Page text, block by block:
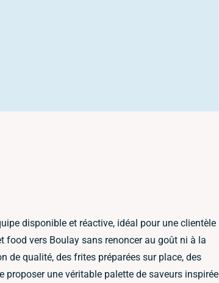
disponible et réactive, idéal pour une clientèle
food vers Boulay sans renoncer au goût ni à la
de qualité, des frites préparées sur place, des
proposer une véritable palette de saveurs inspirée